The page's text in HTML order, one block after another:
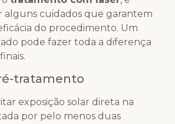
alguns cuidados que garantem
do procedimento. Um
pode fazer toda a diferença
tratamento
exposição solar direta na
por pelo menos duas